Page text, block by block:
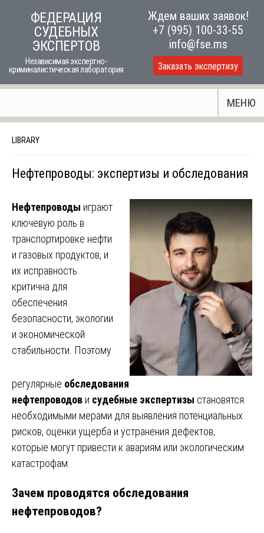
ФЕДЕРАЦИЯ
СУДЕБНЫХ
ЭКСПЕРТОВ
Независимая экспертно-
криминалистическая лаборатория
Ждем ваших заявок!
+7 (995) 100-33-55
info@fse.ms
Заказать экспертизу
МЕНЮ
LIBRARY
Нефтепроводы: экспертизы и обследования
Нефтепроводы играют
ключевую роль в
транспортировке нефти
и газовых продуктов, и
их исправность
критична для
обеспечения
безопасности, экологии
и экономической
стабильности. Поэтому
регулярные обследования
нефтепроводов и судебные экспертизы становятся
необходимыми мерами для выявления потенциальных
рисков, оценки ущерба и устранения дефектов,
которые могут привести к авариям или экологическим
катастрофам.
Зачем проводятся обследования
нефтепроводов?